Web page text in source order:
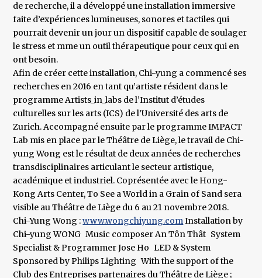
de recherche, il a développé une installation immersive
faite d’expériences lumineuses, sonores et tactiles qui
pourrait devenir un jour un dispositif capable de soulager
le stress et mme un outil thérapeutique pour ceux qui en
ont besoin.
Afin de créer cette installation, Chi-yung a commencé ses
recherches en 2016 en tant qu’artiste résident dans le
programme Artists_in_labs de l’Institut d’études
culturelles sur les arts (ICS) de l’Université des arts de
Zurich. Accompagné ensuite par le programme IMPACT
Lab mis en place par le Théâtre de Liège, le travail de Chi-
yung Wong est le résultat de deux années de recherches
transdisciplinaires articulant le secteur artistique,
académique et industriel. Coprésentée avec le Hong-
Kong Arts Center, To See a World in a Grain of Sand sera
visible au Théâtre de Liège du 6 au 21 novembre 2018.
Chi-Yung Wong :www.wongchiyung.comInstallation by
Chi-yung WONG Music composer An Tôn Thât System
Specialist & Programmer Jose Ho LED & System
Sponsored by Philips Lighting With the support of the
Club des Entreprises partenaires du Théâtre de Liège ;